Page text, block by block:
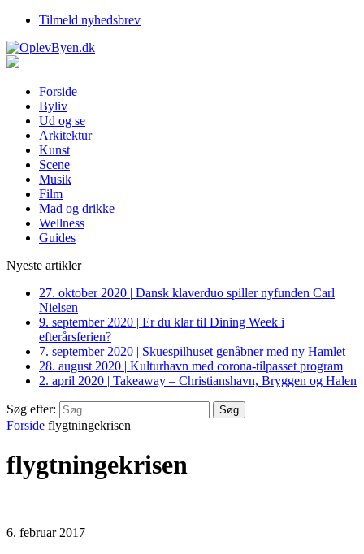
Tilmeld nyhedsbrev
Forside
Byliv
Ud og se
Arkitektur
Kunst
Scene
Musik
Film
Mad og drikke
Wellness
Guides
Nyeste artikler
27. oktober 2020 | Dansk klaverduo spiller nyfunden Carl
Nielsen
9. september 2020 | Er du klar til Dining Week i
efterårsferien?
7. september 2020 | Skuespilhuset genåbner med ny Hamlet
28. august 2020 | Kulturhavn med corona-tilpasset program
2. april 2020 | Takeaway – Christianshavn, Bryggen og Halen
Søg efter:
Forside flygtningekrisen
flygtningekrisen
6. februar 2017